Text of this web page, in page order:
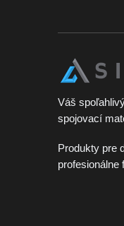
Váš
spojovací
Produkty pre
profesionálne